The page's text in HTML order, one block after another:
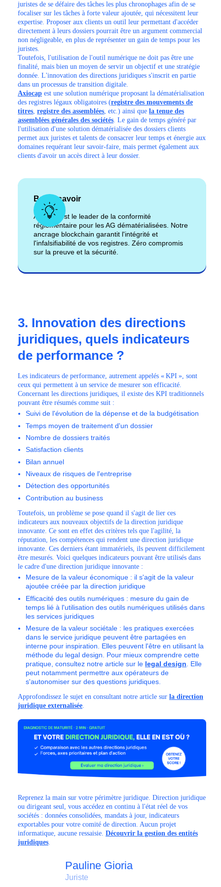
juristes de se défaire des tâches les plus chronophages afin de se
focaliser sur les tâches à forte valeur ajoutée, qui nécessitent leur
expertise. Proposer aux clients un outil leur permettant d'accéder
directement à leurs dossiers pourrait être un argument commercial
non négligeable, en plus de représenter un gain de temps pour les
juristes.
Toutefois, l'utilisation de l'outil numérique ne doit pas être une
finalité, mais bien un moyen de servir un objectif et une stratégie
donnée. L'innovation des directions juridiques s'inscrit en partie
dans un processus de transition digitale.
Axiocap est une solution numérique proposant la dématérialisation
des registres légaux obligatoires (registre des mouvements de
titres, registre des assemblées, etc.) ainsi que la tenue des
assemblées générales des sociétés. Le gain de temps généré par
l'utilisation d'une solution dématérialisée des dossiers clients
permet aux juristes et talents de consacrer leur temps et énergie aux
domaines requérant leur savoir-faire, mais permet également aux
clients d'avoir un accès direct à leur dossier.
Bon à savoir
Axiocap est le leader de la conformité
réglementaire pour les AG dématérialisées. Notre
ancrage blockchain garantit l'intégrité et
l'infalsifiabilité de vos registres. Zéro compromis
sur la preuve et la sécurité.
3. Innovation des directions
juridiques, quels indicateurs
de performance ?
Les indicateurs de performance, autrement appelés « KPI », sont
ceux qui permettent à un service de mesurer son efficacité.
Concernant les directions juridiques, il existe des KPI traditionnels
pouvant être résumés comme suit :
Suivi de l'évolution de la dépense et de la budgétisation
Temps moyen de traitement d'un dossier
Nombre de dossiers traités
Satisfaction clients
Bilan annuel
Niveaux de risques de l'entreprise
Détection des opportunités
Contribution au business
Toutefois, un problème se pose quand il s'agit de lier ces
indicateurs aux nouveaux objectifs de la direction juridique
innovante. Ce sont en effet des critères tels que l'agilité, la
réputation, les compétences qui rendent une direction juridique
innovante. Ces derniers étant immatériels, ils peuvent difficilement
être mesurés. Voici quelques indicateurs pouvant être utilisés dans
le cadre d'une direction juridique innovante :
Mesure de la valeur économique : il s'agit de la valeur
ajoutée créée par la direction juridique
Efficacité des outils numériques : mesure du gain de
temps lié à l'utilisation des outils numériques utilisés dans
les services juridiques
Mesure de la valeur sociétale : les pratiques exercées
dans le service juridique peuvent être partagées en
interne pour inspiration. Elles peuvent l'être en utilisant la
méthode du legal design. Pour mieux comprendre cette
pratique, consultez notre article sur le legal design . Elle
peut notamment permettre aux opérateurs de
s'autonomiser sur des questions juridiques.
Approfondissez le sujet en consultant notre article sur la direction
juridique externalisée.
Reprenez la main sur votre périmètre juridique. Direction juridique
ou dirigeant seul, vous accédez en continu à l'état réel de vos
sociétés : données consolidées, mandats à jour, indicateurs
exportables pour votre comité de direction. Aucun projet
informatique, aucune ressaisie. Découvrir la gestion des entités
juridiques
Pauline Gioria
Juriste